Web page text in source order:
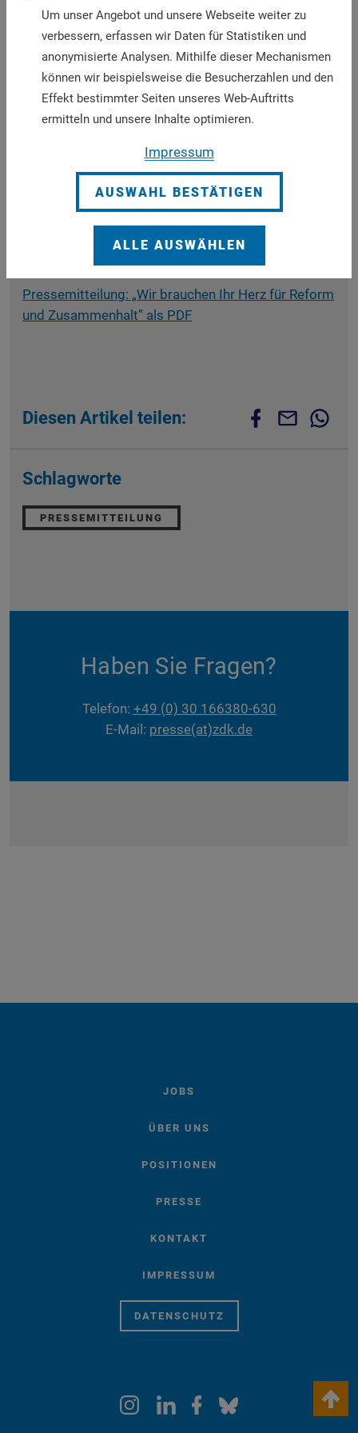
wir auf dem Synodalen Weg alle gemeinsam
vorangebracht haben, lässt sich nicht mehr
verrücken, kleinreden oder gar ungeschehen
machen.“
„Wir brauchen Ihr Herz für Reform und
Glückwunschbrief an Wilmer. „Wir brauchen es
gerade für den Zusammenhalt mit den vielen
Millionen Katholikinnen und Katholiken im Land, die
Laien wünschen. Es sind viele, die die Veränderung
Pressemitteilung: „Wir brauchen Ihr Herz für Reform
und Zusammenhalt” als PDF
Diesen Artikel teilen:
Schlagworte
PRESSEMITTEILUNG
Haben Sie Fragen?
Telefon: +49 (0) 30 166380-630
E-Mail: presse(at)zdk.de
keyboard_arrow_up
JOBS
ÜBER UNS
POSITIONEN
PRESSE
KONTAKT
IMPRESSUM
DATENSCHUTZ
Um unser Angebot und unsere Webseite weiter zu
verbessern, erfassen wir Daten für Statistiken und
anonymisierte Analysen. Mithilfe dieser Mechanismen
können wir beispielsweise die Besucherzahlen und den
Effekt bestimmter Seiten unseres Web-Auftritts
ermitteln und unsere Inhalte optimieren.
Impressum
AUSWAHL BESTÄTIGEN
ALLE AUSWÄHLEN